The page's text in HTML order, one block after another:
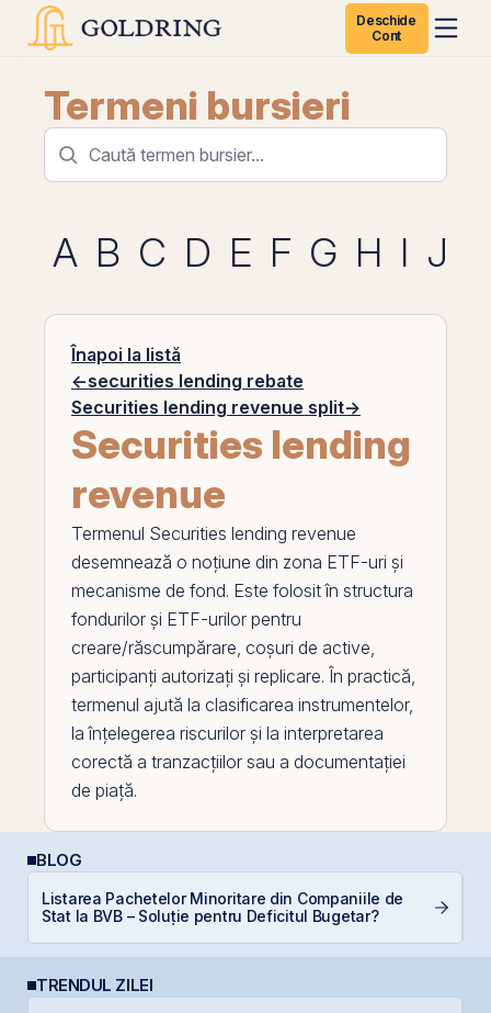
Deschide
Cont
Termeni bursieri
A B C D E F G H I J
Înapoi la listă
←securities lending rebate
Securities lending revenue split→
Securities lending
revenue
Termenul Securities lending revenue
desemnează o noțiune din zona ETF-uri și
mecanisme de fond. Este folosit în structura
fondurilor și ETF-urilor pentru
creare/răscumpărare, coșuri de active,
participanți autorizați și replicare. În practică,
termenul ajută la clasificarea instrumentelor,
la înțelegerea riscurilor și la interpretarea
corectă a tranzacțiilor sau a documentației
de piață.
BLOG
Listarea Pachetelor Minoritare din Companiile de
Stat la BVB – Soluție pentru Deficitul Bugetar?
TRENDUL ZILEI